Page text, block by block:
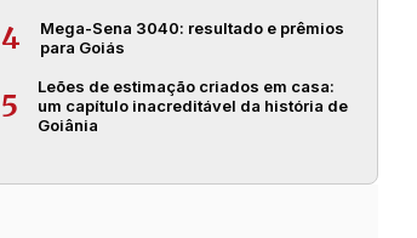
4
Mega-Sena 3040: resultado e prêmios
para Goiás
5
Leões de estimação criados em casa:
um capítulo inacreditável da história de
Goiânia